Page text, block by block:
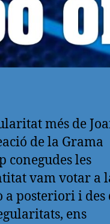
més de
de la Grama
conegudes les
vam votar a
a posteriori i des
ens